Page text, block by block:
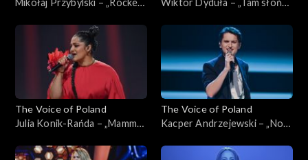
Mikołaj Przybylski – „Rocket
Live, 16 listopada 2024
Wiktor Dyduła – „Tam słońce
Poland”, Live, 16 listopada
The Voice of Poland
Julia Konik-Rańda – „Mamma
Poland”, Live, 16 listopada
The Voice of Poland
Kacper Andrzejewski – „Nogi
Poland”, Live, 16 listopada